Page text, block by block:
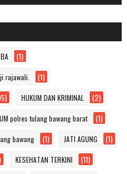
(1)
rajawali. (1)
HUKUM DAN KRIMINAL (2)
polres tulang bawang barat (1)
bawang (1) JATI AGUNG (1)
KESEHATAN TERKINI (11)